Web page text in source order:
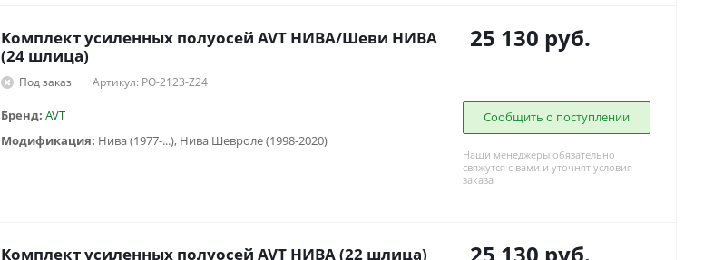
Комплект усиленных полуосей AVT НИВА/Шеви НИВА
(24 шлица)
Под заказ Артикул: PO-2123-Z24
Бренд: AVT
Модификация: Нива (1977-...), Нива Шевроле (1998-2020)
25 130 руб.
Сообщить о поступлении
Наши менеджеры обязательно
свяжутся с вами и уточнят условия
заказа
Комплект усиленных полуосей AVT НИВА (22 шлица) 25 130 руб.